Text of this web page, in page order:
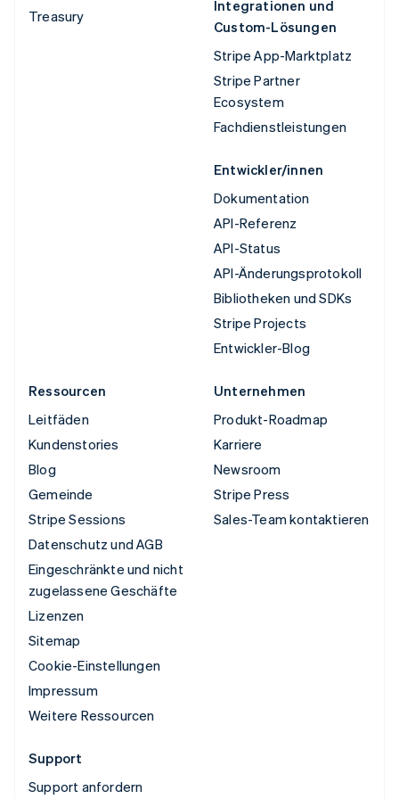
Treasury
Integrationen und
Custom-Lösungen
Stripe App-Marktplatz
Stripe Partner
Ecosystem
Fachdienstleistungen
Entwickler/innen
Dokumentation
API-Referenz
API-Status
API-Änderungsprotokoll
Bibliotheken und SDKs
Stripe Projects
Entwickler-Blog
Ressourcen
Leitfäden
Kundenstories
Blog
Gemeinde
Stripe Sessions
Datenschutz und AGB
Eingeschränkte und nicht
zugelassene Geschäfte
Lizenzen
Sitemap
Cookie-Einstellungen
Impressum
Weitere Ressourcen
Unternehmen
Produkt-Roadmap
Karriere
Newsroom
Stripe Press
Sales-Team kontaktieren
Support
Support anfordern